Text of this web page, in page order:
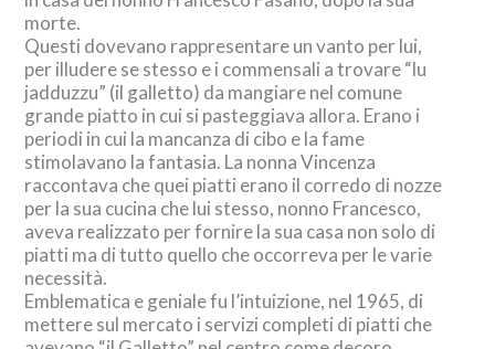
morte.
Questi dovevano rappresentare un vanto per lui,
per illudere se stesso e i commensali a trovare “lu
jadduzzu” (il galletto) da mangiare nel comune
grande piatto in cui si pasteggiava allora. Erano i
periodi in cui la mancanza di cibo e la fame
stimolavano la fantasia. La nonna Vincenza
raccontava che quei piatti erano il corredo di nozze
per la sua cucina che lui stesso, nonno Francesco,
aveva realizzato per fornire la sua casa non solo di
piatti ma di tutto quello che occorreva per le varie
necessità.
Emblematica e geniale fu l’intuizione, nel 1965, di
mettere sul mercato i servizi completi di piatti che